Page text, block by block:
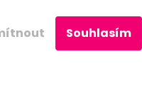
Souhlasím